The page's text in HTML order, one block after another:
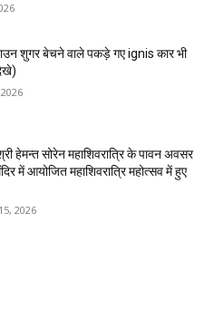
शुगर बेचने वाले पकड़े गए ignis कार भी
हेमन्त सोरेन महाशिवरात्रि के पावन अवसर
में आयोजित महाशिवरात्रि महोत्सव में हुए
2026